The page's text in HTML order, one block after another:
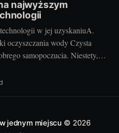
najwyższym
w jej uzyskaniuA.
oczyszczania wody Czysta
samopoczucia. Niestety,
często uniemożliwia
źródlanej. Trudno też zawsze
jednym miejscu © 2026